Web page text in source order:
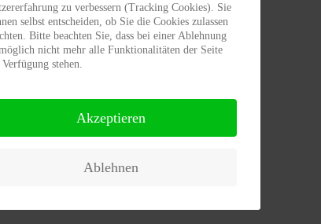
Hülse, im Tiegel, in der Dose)
Verpackungen)
)Dose und anderen Verpackungen)
zu verbessern (Tracking Cookies). Sie
selbst entscheiden, ob Sie die Cookies zulassen
Bitte beachten Sie, dass bei einer Ablehnung
nicht mehr alle Funktionalitäten der Seite
stehen.
Akzeptieren
Ablehnen